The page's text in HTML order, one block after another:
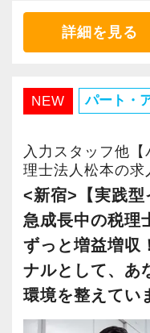
けるために「情熱
【求職者へのメッ
当社の実践型イン
では扱うことのな
します。
そのため、勢いだ
や問題点もでてき
越えていきましょ
常に自ら学ぶ姿勢
績を作りながら課
付ける経験を積む
多くのインターン
タッフ・オフィス
OBのダブルチェ
当社ならではの「
ら実務を経験する
度一人で仕事をす
す。
これまでも多くの
ーン制度を使い、
た実績が当社には
実践型インターン
ことができない知
ができます。
将来会計事務所で
方、お待ちしてい
【実務型研修・教
れからの会計業界
会計業界はいずれ
変わられる職業と
その中で生き残る
ーターやAIにはで
ーション力を磨く
当社では、全員が
ませんか？
【錦糸町の事務所
錦糸町は”当社創業
17年間に及ぶ運
都心部から周辺エ
のお客様とのご縁
創業当時から現在
お客様が多く、他
フの距離感が近い
そんなお客様に寄
ます。
2021年6月に「渋
後「新宿オフィス
オフィス」が拡張
さらに2022年12
し、2025年には大
事業拡大を続けて
安定性抜群の環境
社員の持つ「やる
大事にしているた
も、スピーディー
す！
詳細を見る
NEW パート・
入力スタッフ他
理士法人松本の求
<新宿>【実践型
急成長中の税理
ずっと増益増収
ナルとして、あ
環境を整えてい